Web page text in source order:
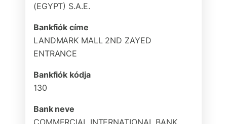
(EGYPT) S.A.E.
Bankfiók címe
LANDMARK MALL 2ND ZAYED
ENTRANCE
Bankfiók kódja
130
Bank neve
COMMERCIAL INTERNATIONAL BANK